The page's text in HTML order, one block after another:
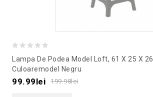
out
of
Lampa De Podea Model Loft, 61 X 25 X
Culoaremodel Negru
199.98lei
99.99lei